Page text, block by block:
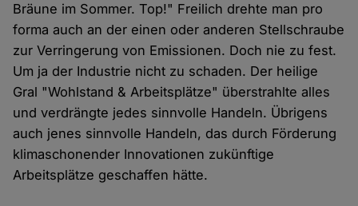
Bräune im Sommer. Top!" Freilich drehte man pro
forma auch an der einen oder anderen Stellschraube
zur Verringerung von Emissionen. Doch nie zu fest.
Um ja der Industrie nicht zu schaden. Der heilige
Gral "Wohlstand & Arbeitsplätze" überstrahlte alles
und verdrängte jedes sinnvolle Handeln. Übrigens
auch jenes sinnvolle Handeln, das durch Förderung
klimaschonender Innovationen zukünftige
Arbeitsplätze geschaffen hätte.